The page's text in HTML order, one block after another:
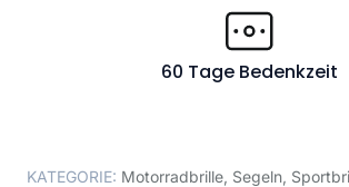
60 Tage Bedenkzeit
KATEGORIE: Motorradbrille, Segeln,